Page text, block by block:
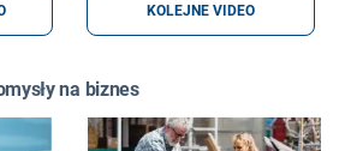
KOLEJNE VIDEO
na biznes